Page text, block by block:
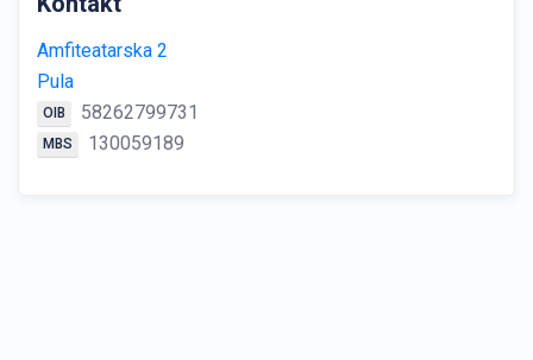
Amfiteatarska 2
Pula
OIB 58262799731
MBS 130059189